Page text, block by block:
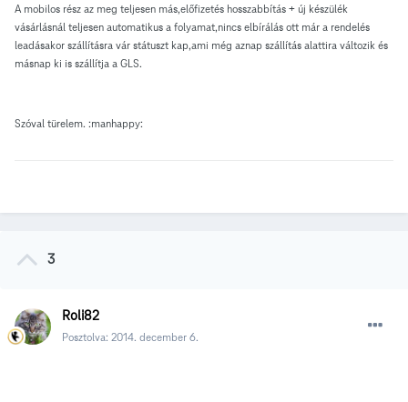
A mobilos rész az meg teljesen más,előfizetés hosszabbítás + új készülék
vásárlásnál teljesen automatikus a folyamat,nincs elbírálás ott már a rendelés
leadásakor szállításra vár státuszt kap,ami még aznap szállítás alattira változik és
másnap ki is szállítja a GLS.
Szóval türelem. :manhappy:
3
Roli82
Posztolva: 2014. december 6.